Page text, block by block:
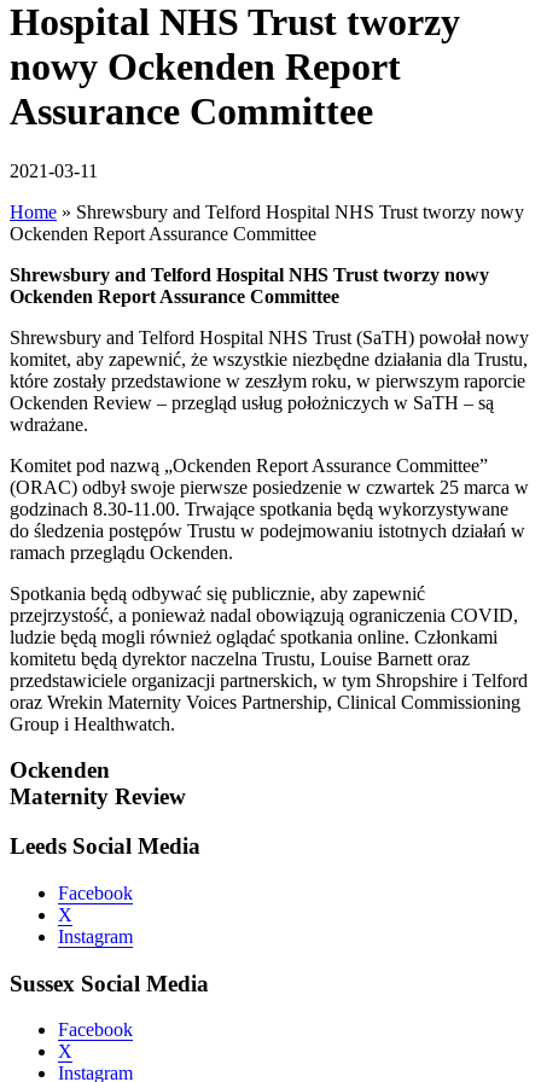
Hospital NHS Trust tworzy
nowy Ockenden Report
Assurance Committee
2021-03-11
Home » Shrewsbury and Telford Hospital NHS Trust tworzy nowy
Ockenden Report Assurance Committee
Shrewsbury and Telford Hospital NHS Trust tworzy nowy
Ockenden Report Assurance Committee
Shrewsbury and Telford Hospital NHS Trust (SaTH) powołał nowy
komitet, aby zapewnić, że wszystkie niezbędne działania dla Trustu,
które zostały przedstawione w zeszłym roku, w pierwszym raporcie
Ockenden Review – przegląd usług położniczych w SaTH – są
wdrażane.
Komitet pod nazwą „Ockenden Report Assurance Committee”
(ORAC) odbył swoje pierwsze posiedzenie w czwartek 25 marca w
godzinach 8.30-11.00. Trwające spotkania będą wykorzystywane
do śledzenia postępów Trustu w podejmowaniu istotnych działań w
ramach przeglądu Ockenden.
Spotkania będą odbywać się publicznie, aby zapewnić
przejrzystość, a ponieważ nadal obowiązują ograniczenia COVID,
ludzie będą mogli również oglądać spotkania online. Członkami
komitetu będą dyrektor naczelna Trustu, Louise Barnett oraz
przedstawiciele organizacji partnerskich, w tym Shropshire i Telford
oraz Wrekin Maternity Voices Partnership, Clinical Commissioning
Group i Healthwatch.
Ockenden
Maternity Review
Leeds Social Media
Facebook
X
Instagram
Sussex Social Media
Facebook
X
Instagram